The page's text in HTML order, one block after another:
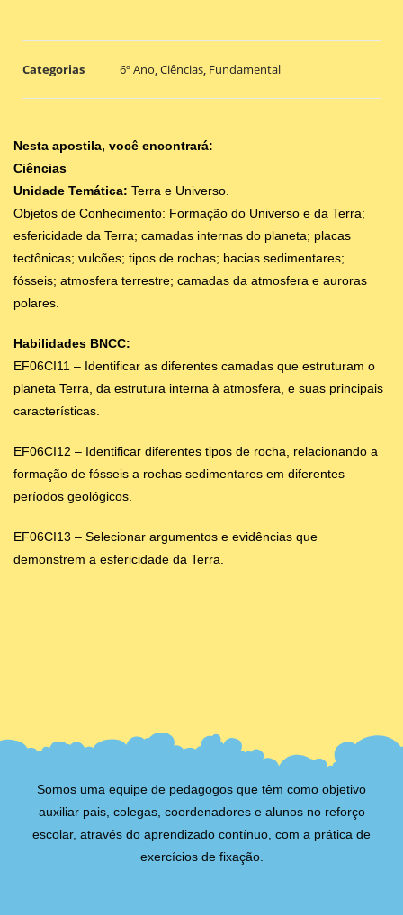
Categorias 6º Ano Ciências Fundamental
Nesta apostila, você encontrará:
Ciências
Unidade Temática: Terra e Universo.
Objetos de Conhecimento: Formação do Universo e da Terra;
esfericidade da Terra; camadas internas do planeta; placas
tectônicas; vulcões; tipos de rochas; bacias sedimentares;
fósseis; atmosfera terrestre; camadas da atmosfera e auroras
polares.
Habilidades BNCC:
EF06CI11 – Identificar as diferentes camadas que estruturam o
planeta Terra, da estrutura interna à atmosfera, e suas principais
características.
EF06CI12 – Identificar diferentes tipos de rocha, relacionando a
formação de fósseis a rochas sedimentares em diferentes
períodos geológicos.
EF06CI13 – Selecionar argumentos e evidências que
demonstrem a esfericidade da Terra.
Somos uma equipe de pedagogos que têm como objetivo
auxiliar pais, colegas, coordenadores e alunos no reforço
escolar, através do aprendizado contínuo, com a prática de
exercícios de fixação.